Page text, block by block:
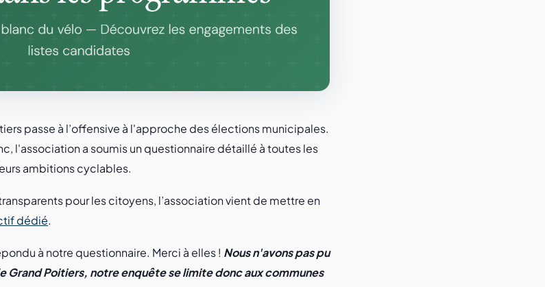
passe à l’offensive à l'approche des élections municipales.
l'association a soumis un questionnaire détaillé à toutes les
ambitions cyclables.
pour les citoyens, l’association vient de mettre en
dédié.
à notre questionnaire. Merci à elles ! Nous n'avons pas pu
Grand Poitiers, notre enquête se limite donc aux communes